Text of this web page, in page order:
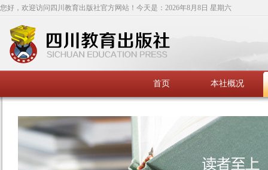
您好，欢迎访问四川教育出版社官方网站！今天是： 2026年8月8日 星期六
首页 本社概况